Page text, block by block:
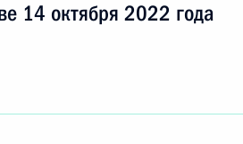
14 октября 2022 года